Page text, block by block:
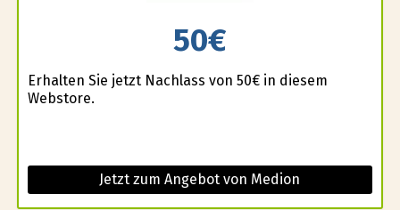
50€
Erhalten Sie jetzt Nachlass von 50€ in diesem
Webstore.
Jetzt zum Angebot von Medion